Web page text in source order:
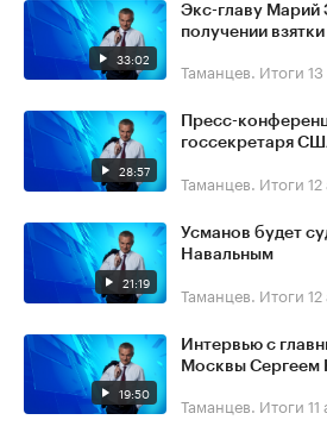
33:02
Экс-главу Марий
получении взятки
Таманцев. Итоги
28:57
Пресс-
госсекретаря
Таманцев. Итоги
21:19
Усманов будет
Навальным
Таманцев. Итоги
19:50
Интервью с
Москвы Сергеем
Таманцев. Итоги